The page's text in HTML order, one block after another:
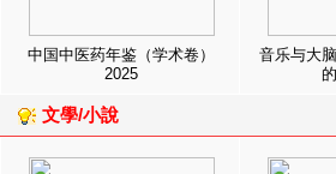
中国中医药年鉴（学术卷）
2025
音乐与大
文學/小說